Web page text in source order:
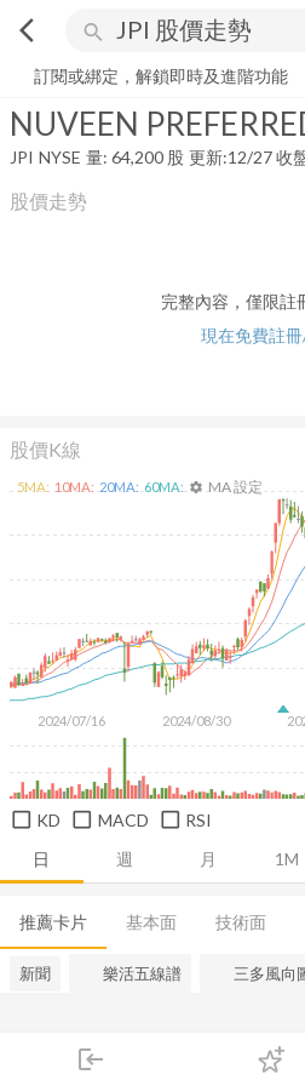
arrow_back_ios search
login
下單
NUVEEN PREFERRED SECURITIES
訂閱或綁定，解鎖即時及進階功能
JPI NYSE 量: 64,200 股 更新:12/27 收
股價走勢
完整內容，僅限註
現在免費註冊
股價K線
日 週 月 1M
2024/07/16 2024/08/30
5MA: 10MA: 20MA: 60MA: settings MA 設定
KD MACD RSI
推薦卡片 基本面 技術面
新聞 樂活五線譜 三多風向